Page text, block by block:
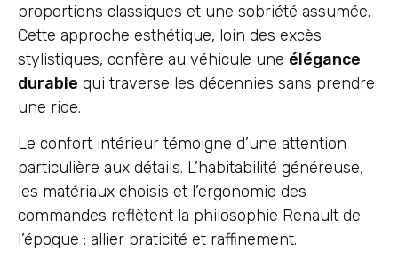
proportions classiques et une sobriété assumée.
Cette approche esthétique, loin des excès
stylistiques, confère au véhicule une élégance
durable qui traverse les décennies sans prendre
une ride.
Le confort intérieur témoigne d’une attention
particulière aux détails. L’habitabilité généreuse,
les matériaux choisis et l’ergonomie des
commandes reflètent la philosophie Renault de
l’époque : allier praticité et raffinement.